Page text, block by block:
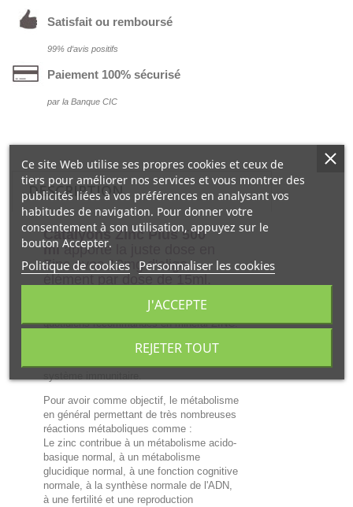
Satisfait ou remboursé
99% d‘avis positifs
Paiement 100% sécurisé
par la Banque CIC
DESCRIPTION
Catalyons Zinc Plus 500
ml apporte la juste dose en
Zinc avec 10mg d'oligo-
Cette dose de 10mg respecte les apports
quotidiens recommandés en minéral ZINC.
Le zinc sous forme d'oligo-élément
Pour avoir comme objectif, le métabolisme
en général permettant de très nombreuses
réactions métaboliques comme :
Le zinc contribue à un métabolisme acido-
basique normal, à un métabolisme
glucidique normal, à une fonction cognitive
normale, à la synthèse normale de l'ADN,
à une fertilité et une reproduction
Ce site Web utilise ses propres cookies et ceux de
tiers pour améliorer nos services et vous montrer des
publicités liées à vos préférences en analysant vos
habitudes de navigation. Pour donner votre
consentement à son utilisation, appuyez sur le
bouton Accepter.
Politique de cookies Personnaliser les cookies
REJETER TOUT
J'ACCEPTE